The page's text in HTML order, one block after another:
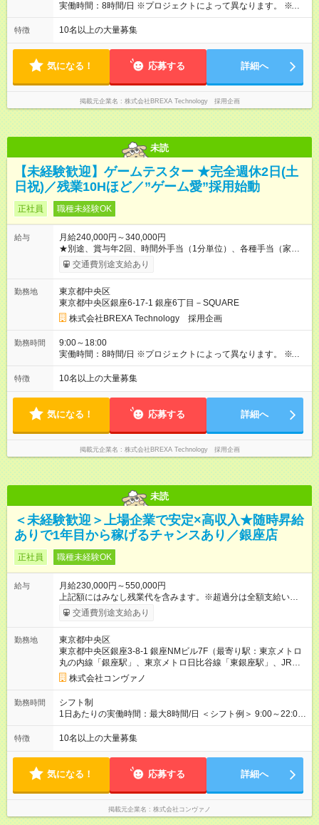
実働時間：8時間/日 ※プロジェクトによって異なります。 ※サ
ービス残業はございません。残業代1分単位で支給。
特徴 10名以上の大量募集
気になる！ 応募する 詳細へ
掲載元企業名 株式会社BREXA Technology 採用企画
未読
【未経験歓迎】ゲームテスター ★完全週休2日(土
日祝)／残業10Hほど／”ゲーム愛”採用始動
正社員 職種未経験OK
給与
月給240,000円～340,000円
★別途、賞与年2回、時間外手当（1分単位）、各種手当（家
族、赴任等）が支給されます。 ★スキル・経験年数・年齢等も
考慮し、話し合いの上で決定します。 【試用期間】試用期間あ
す。
交通費別途支給あり
勤務地
東京都中央区
東京都中央区銀座6-17-1 銀座6丁目－SQUARE
株式会社BREXA Technology 採用企画
勤務時間
9:00～18:00
実働時間：8時間/日 ※プロジェクトによって異なります。 ※サ
ービス残業はございません。残業代1分単位で支給。
特徴 10名以上の大量募集
気になる！ 応募する 詳細へ
掲載元企業名 株式会社BREXA Technology 採用企画
未読
＜未経験歓迎＞上場企業で安定×高収入★随時昇給
ありで1年目から稼げるチャンスあり／銀座店
正社員 職種未経験OK
給与
月給230,000円～550,000円
上記額にはみなし残業代を含みます。※超過分は全額支給いたし
ます。 みなし残業代 8,940円／月 みなし残業時間 5.5時間／月
上記には、月5.5時間分のみなし残業代(8，940円)を含む。超過
円～ （期間中は契約社員） ※社内基準を満たした場合は、その
後正規登用可 【年収例】 ◆エリアマネージャー 月給25万円＋役
職手当3万円＋インセン14万5，781円＝42万5，781円 ◆店長
月給 25万円＋役職手当1万円＋インセン8万2，547円＝34万2，
547円 ◆社員(役職なし) 月給23万円＋インセン1万4701円＝24
万4，701円 ＜別途支給手当＞ ・インセンティブ：月10万円以
上も可能！ ・賞与：年2回(6月/12月)※業績による ・交通費：月
たり) ・回数：随時 ・反映時期：次月の給与から ・評価手法：
社内評価に基づく ※あなたの頑張りをしっかり評価します！で
きることが増えるほどお給料に反映される環境です。 【試用期
間】試用期間あり 試用期間の長さ：6ヶ月 ※ 雇用形態と給与
に、本採用時と異なる部分があります。 雇用形態：中途採用
（契約社員） 給与：月給 220,000円以上 上記額にはみなし残業
代 8,552円／月 みなし残業時間 5.5時間／月
交通費別途支給あり
勤務地
東京都中央区
東京都中央区銀座3-8-1 銀座NMビル7F（最寄り駅：東京メトロ
丸の内線「銀座駅」、東京メトロ日比谷線「東銀座駅」、JR山
手線「有楽町駅」）
株式会社コンヴァノ
勤務時間
シフト制
1日あたりの実働時間：最大8時間/日 ＜シフト例＞ 9:00～22:00
でのシフト制（実働8時間／休憩60分） ※残業時間は月平均で
10時間程度 ※営業時間は【平日】11：00～22：00、【土日祝】
ます。
特徴 10名以上の大量募集
気になる！ 応募する 詳細へ
掲載元企業名 株式会社コンヴァノ